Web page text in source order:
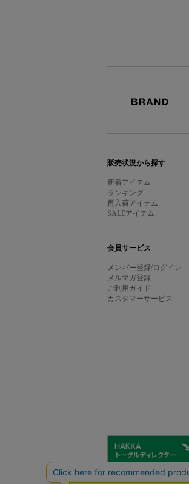
販売状況から探す
新着アイテム
ランキング
再入荷アイテム
SALEアイテム
会員サービス
メンバー登録/ログイン
メルマガ登録
ご利用ガイド
カスタマーサービス